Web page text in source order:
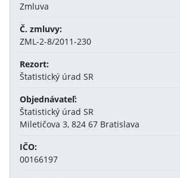
Zmluva
Č. zmluvy:
ZML-2-8/2011-230
Rezort:
Štatistický úrad SR
Objednávateľ:
Štatistický úrad SR
Miletičova 3, 824 67 Bratislava
IČO:
00166197